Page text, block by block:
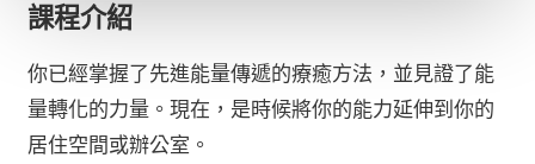
課程介紹
你已經掌握了先進能量傳遞的療癒方法，並見證了能
量轉化的力量。現在，是時候將你的能力延伸到你的
居住空間或辦公室。